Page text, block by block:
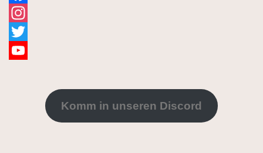
Facebook
Instagram
Twitter
Komm in unseren Discord